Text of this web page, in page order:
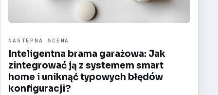
NASTĘPNA SCENA
Inteligentna brama garażowa: Jak
zintegrować ją z systemem smart
home i uniknąć typowych błędów
konfiguracji?